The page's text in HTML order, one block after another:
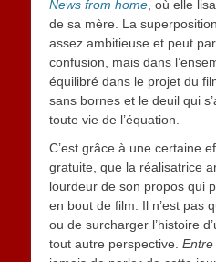
News from home, où elle
de sa mère. La
assez ambitieuse et peut
confusion, mais dans
équilibré dans le projet du
sans bornes et le deuil qui
toute vie de l’équation.
C’est grâce à une certaine
gratuite, que la réalisatrice
lourdeur de son propos qui
en bout de film. Il n’est pas
ou de surcharger l’histoire
tout autre perspective.